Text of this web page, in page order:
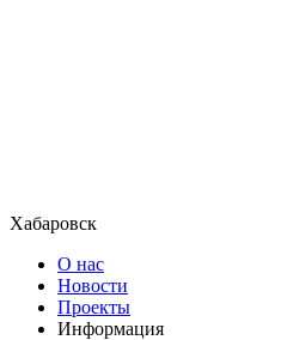
Хабаровск
О нас
Новости
Проекты
Информация